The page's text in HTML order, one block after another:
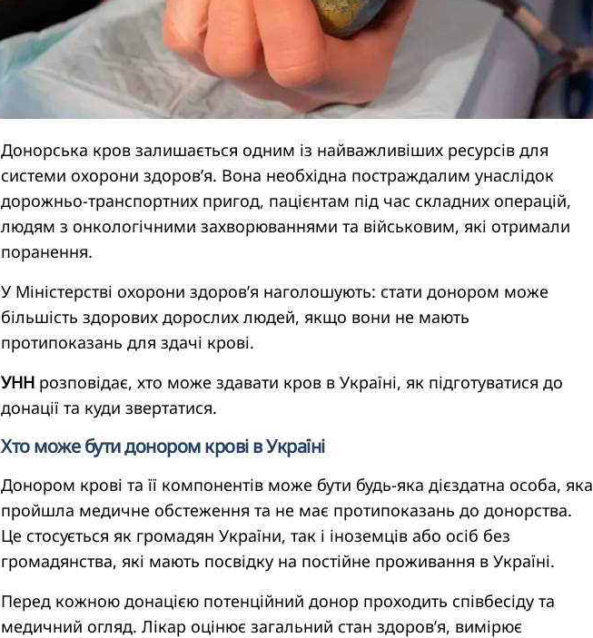
Донорська кров залишається одним із найважливіших ресурсів для
системи охорони здоров’я. Вона необхідна постраждалим унаслідок
дорожньо-транспортних пригод, пацієнтам під час складних операцій,
людям з онкологічними захворюваннями та військовим, які отримали
поранення.
У Міністерстві охорони здоров’я наголошують: стати донором може
більшість здорових дорослих людей, якщо вони не мають
протипоказань для здачі крові.
УНН розповідає, хто може здавати кров в Україні, як підготуватися до
донації та куди звертатися.
Хто може бути донором крові в Україні
Донором крові та її компонентів може бути будь-яка дієздатна особа, яка
пройшла медичне обстеження та не має протипоказань до донорства.
Це стосується як громадян України, так і іноземців або осіб без
громадянства, які мають посвідку на постійне проживання в Україні.
Перед кожною донацією потенційний донор проходить співбесіду та
медичний огляд. Лікар оцінює загальний стан здоров’я, вимірює